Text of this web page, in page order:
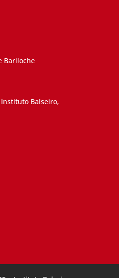
Bariloche
Balseiro,